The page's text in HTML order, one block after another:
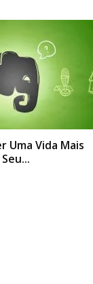
Uma Vida Mais